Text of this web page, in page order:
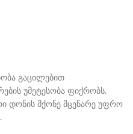
გაცილებით
უმეტესობა ფიქრობს.
დონის მქონე მცენარე უფრო